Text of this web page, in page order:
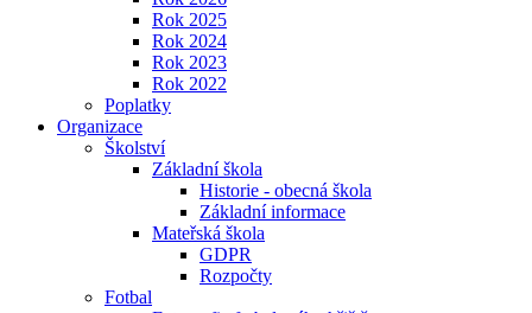
Rok 2025
Rok 2024
Rok 2023
Rok 2022
Poplatky
Organizace
Školství
Základní škola
Historie - obecná škola
Základní informace
Mateřská škola
GDPR
Rozpočty
Fotbal